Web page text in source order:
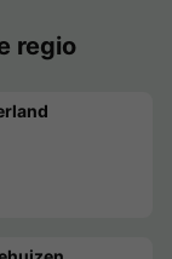
regio